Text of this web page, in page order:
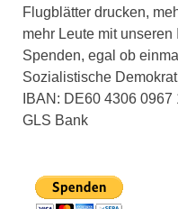
Flugblätter drucken,
mehr Leute mit
Spenden, egal ob
Sozialistische
IBAN: DE60 4306
GLS Bank